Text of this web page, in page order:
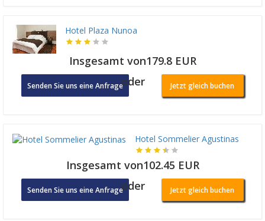
Hotel Plaza Nunoa
Insgesamt von179.8 EUR
Senden Sie uns eine Anfrageoder Jetzt gleich buchen
Hotel Sommelier Agustinas
Insgesamt von102.45 EUR
Senden Sie uns eine Anfrageoder Jetzt gleich buchen